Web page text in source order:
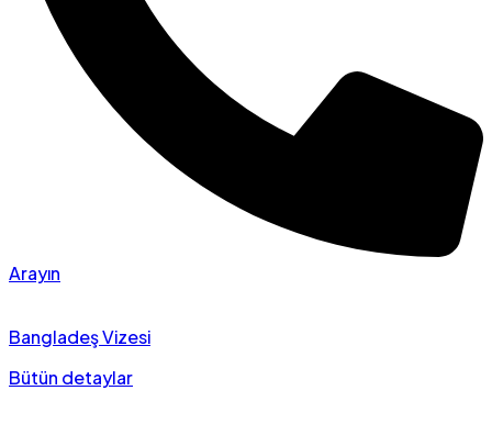
Arayın
Bangladeş Vizesi
Bütün detaylar